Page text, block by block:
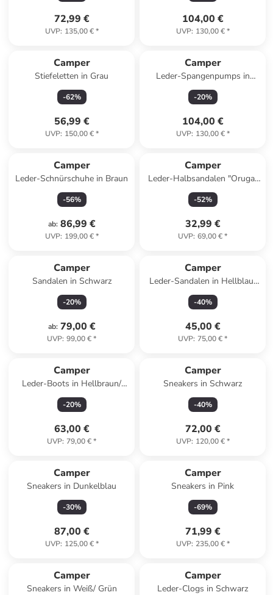
72,99 €
UVP: 135,00 €*
104,00 €
UVP: 130,00 €*
Camper
Stiefeletten in Grau
-62%
56,99 €
UVP: 150,00 €*
Camper
Leder-Spangenpumps in
Schwarz
-20%
104,00 €
UVP: 130,00 €*
Camper
Leder-Schnürschuhe in Braun
-56%
ab: 86,99 €
UVP: 199,00 €*
Camper
Leder-Halbsandalen "Oruga"
in Beige
-52%
32,99 €
UVP: 69,00 €*
Camper
Sandalen in Schwarz
-20%
ab: 79,00 €
UVP: 99,00 €*
Camper
Leder-Sandalen in Hellblau/
Gelb
-40%
45,00 €
UVP: 75,00 €*
Camper
Leder-Boots in Hellbraun/
Creme
-20%
63,00 €
UVP: 79,00 €*
Camper
Sneakers in Schwarz
-40%
72,00 €
UVP: 120,00 €*
Camper
Sneakers in Dunkelblau
-30%
87,00 €
UVP: 125,00 €*
Camper
Sneakers in Pink
-69%
71,99 €
UVP: 235,00 €*
Camper
Sneakers in Weiß/ Grün
Camper
Leder-Clogs in Schwarz